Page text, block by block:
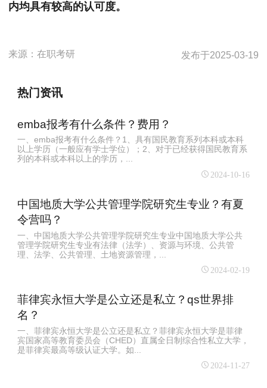
内均具有较高的认可度。
来源：在职考研 发布于2025-03-19
热门资讯
emba报考有什么条件？费用？
一、emba报考有什么条件？1、具有国民教育系列本科或本科
以上学历（一般应有学士学位）；2、对于已经获得国民教育系
列的本科或本科以上的学历，...
2024-10-16
中国地质大学公共管理学院研究生专业？有夏
令营吗？
一、中国地质大学公共管理学院研究生专业中国地质大学公共
管理学院研究生专业有法律（法学）、资源与环境、公共管
理、法学、公共管理、土地资源管理，...
2024-02-19
菲律宾永恒大学是公立还是私立？qs世界排
名？
一、菲律宾永恒大学是公立还是私立？菲律宾永恒大学是菲律
宾国家高等教育委员会（CHED）直属全日制综合性私立大学，
是菲律宾最高等级认证大学。如...
2024-11-27